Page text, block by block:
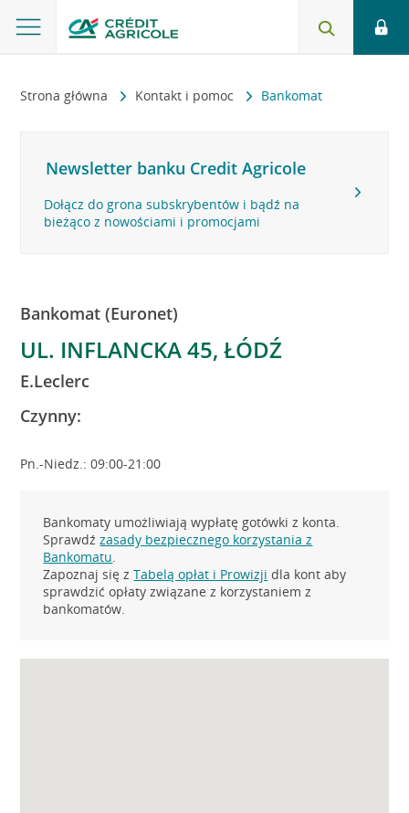
Strona główna Kontakt i pomoc Bankomat
Newsletter banku Credit Agricole
Dołącz do grona subskrybentów i bądź na
bieżąco z nowościami i promocjami
Bankomat (Euronet)
UL. INFLANCKA 45, ŁÓDŹ
E.Leclerc
Czynny:
Pn.-Niedz.: 09:00-21:00
Bankomaty umożliwiają wypłatę gotówki z konta.
Sprawdźzasady bezpiecznego korzystania z
Bankomatu.
Zapoznaj się zTabelą opłat i Prowizji dla kont aby
sprawdzić opłaty związane z korzystaniem z
bankomatów.